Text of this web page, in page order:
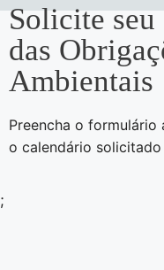
Solicite
das
Ambientais
Preencha o formulário
o calendário
;